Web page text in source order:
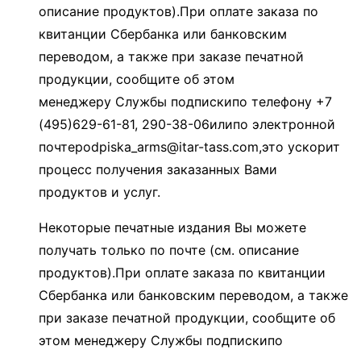
описание продуктов).При оплате заказа по
квитанции Сбербанка или банковским
переводом, а также при заказе печатной
продукции, сообщите об этом
менеджеру Службы подпискипо телефону +7
(495)629-61-81, 290-38-06илипо электронной
почтеpodpiska_arms@itar-tass.com,это ускорит
процесс получения заказанных Вами
продуктов и услуг.
Некоторые печатные издания Вы можете
получать только по почте (см. описание
продуктов).При оплате заказа по квитанции
Сбербанка или банковским переводом, а также
при заказе печатной продукции, сообщите об
этом менеджеру Службы подпискипо